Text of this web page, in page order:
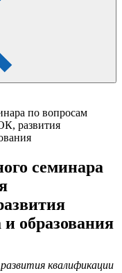
по вопросам
развития
семинара
и образования
квалификации